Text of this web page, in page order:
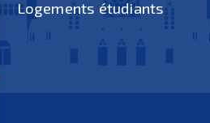
Logements étudiants